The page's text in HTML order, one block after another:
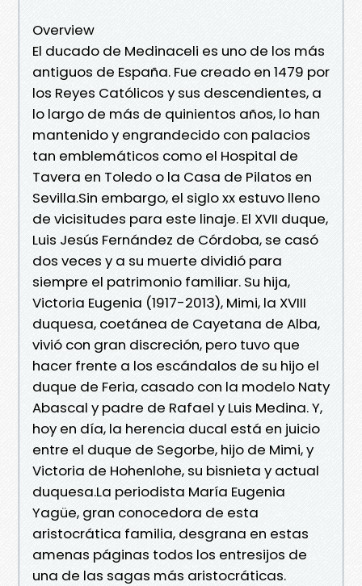
Overview
El ducado de Medinaceli es uno de los más
antiguos de España. Fue creado en 1479 por
los Reyes Católicos y sus descendientes, a
lo largo de más de quinientos años, lo han
mantenido y engrandecido con palacios
tan emblemáticos como el Hospital de
Tavera en Toledo o la Casa de Pilatos en
Sevilla.Sin embargo, el siglo xx estuvo lleno
de vicisitudes para este linaje. El XVII duque,
Luis Jesús Fernández de Córdoba, se casó
dos veces y a su muerte dividió para
siempre el patrimonio familiar. Su hija,
Victoria Eugenia (1917-2013), Mimi, la XVIII
duquesa, coetánea de Cayetana de Alba,
vivió con gran discreción, pero tuvo que
hacer frente a los escándalos de su hijo el
duque de Feria, casado con la modelo Naty
Abascal y padre de Rafael y Luis Medina. Y,
hoy en día, la herencia ducal está en juicio
entre el duque de Segorbe, hijo de Mimi, y
Victoria de Hohenlohe, su bisnieta y actual
duquesa.La periodista María Eugenia
Yagüe, gran conocedora de esta
aristocrática familia, desgrana en estas
amenas páginas todos los entresijos de
una de las sagas más aristocráticas.